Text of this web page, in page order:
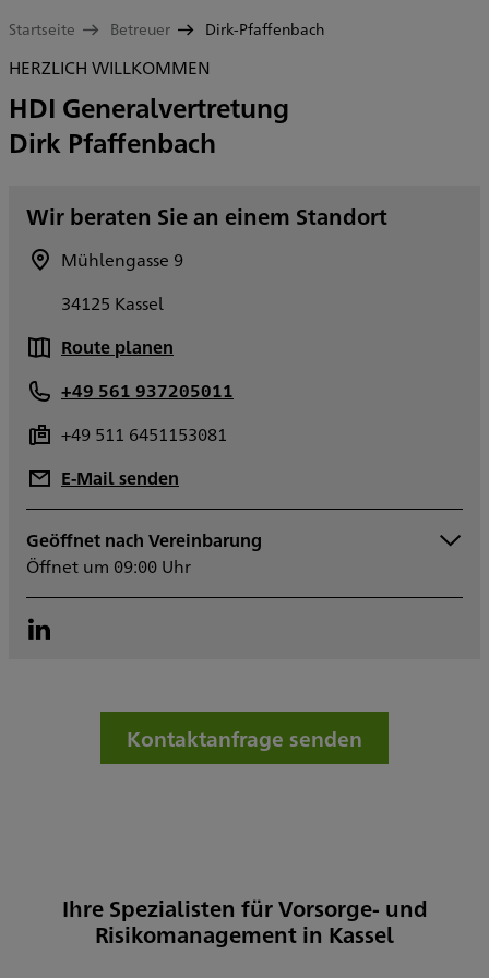
Startseite Betreuer Dirk-Pfaffenbach
HERZLICH WILLKOMMEN
HDI Generalvertretung
Dirk Pfaffenbach
Wir beraten Sie an einem Standort
Mühlengasse 9
34125 Kassel
Route planen
+49 561 937205011
+49 511 6451153081
E-Mail senden
Geöffnet nach Vereinbarung
Öffnet um 09:00 Uhr
Montag
Dienstag
Mittwoch
09:00 - 16:00
Freitag
Kontaktanfrage senden
Ihre Spezialisten für Vorsorge- und
Risikomanagement in Kassel